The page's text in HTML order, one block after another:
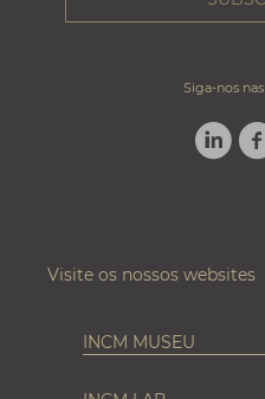
Siga-nos
Visite os nossos websites
INCM MUSEU